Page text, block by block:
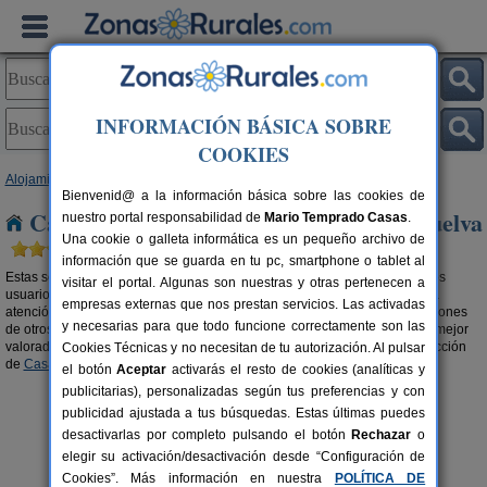
Alojamientos
Casas recomendadas por viajeros en Huelva
Estas son las casa recomendadas en turismo rural mejor valoradas por los
usuarios. Por su ubicación, por sus servicios, por sus instalaciones, por la
atención del propietario,... Si eres de los que eligen escuchando las opiniones
de otros viajeros, estos son losalojamientos recomendados en Huelva
mejor
valorados. Si prefieres aprovechar grandes descuentos, visita nuestra sección
de Casas Rurales con ofertas en Huelva .
INFORMACIÓN BÁSICA SOBRE
COOKIES
Bienvenid@ a la información básica sobre las cookies de
nuestro portal responsabilidad de Mario Temprado Casas.
Una cookie o galleta informática es un pequeño archivo de
información que se guarda en tu pc, smartphone o tablet al
visitar el portal. Algunas son nuestras y otras pertenecen a
empresas externas que nos prestan servicios. Las activadas
y necesarias para que todo funcione correctamente son las
Cookies Técnicas y no necesitan de tu autorización. Al pulsar
el botónAceptar activarás el resto de cookies (analíticas y
publicitarias), personalizadas según tus preferencias y con
publicidad ajustada a tus búsquedas. Estas últimas puedes
desactivarlas por completo pulsando el botón Rechazar o
elegir su activación/desactivación desde “Configuración de
Cookies”. Más información en nuestra
POLÍTICA DE